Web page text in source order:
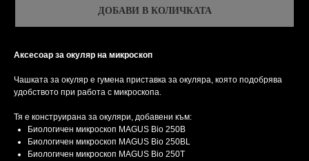
ДОБАВИ В КОЛИЧКАТА
Аксесоар за окуляр на микроскоп
Чашката за окуляр е гумена приставка за окуляра, която подобрява
удобството при работа с микроскопа.
Тя е конструирана за окуляри, добавени към:
Биологичен микроскоп MAGUS Bio 250B
Биологичен микроскоп MAGUS Bio 250BL
Биологичен микроскоп MAGUS Bio 250T